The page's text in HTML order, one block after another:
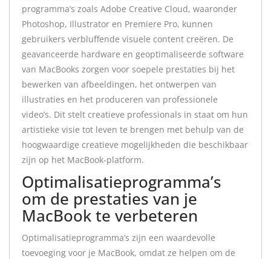
programma’s zoals Adobe Creative Cloud, waaronder
Photoshop, Illustrator en Premiere Pro, kunnen
gebruikers verbluffende visuele content creëren. De
geavanceerde hardware en geoptimaliseerde software
van MacBooks zorgen voor soepele prestaties bij het
bewerken van afbeeldingen, het ontwerpen van
illustraties en het produceren van professionele
video’s. Dit stelt creatieve professionals in staat om hun
artistieke visie tot leven te brengen met behulp van de
hoogwaardige creatieve mogelijkheden die beschikbaar
zijn op het MacBook-platform.
Optimalisatieprogramma’s
om de prestaties van je
MacBook te verbeteren
Optimalisatieprogramma’s zijn een waardevolle
toevoeging voor je MacBook, omdat ze helpen om de